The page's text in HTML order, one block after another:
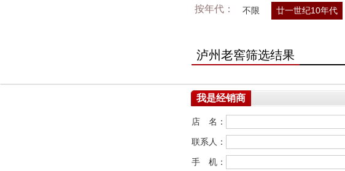
按年代： 不限 廿一世纪10年代
泸州老窖筛选结果
我是经销商
店 名：
联系人：
手 机：